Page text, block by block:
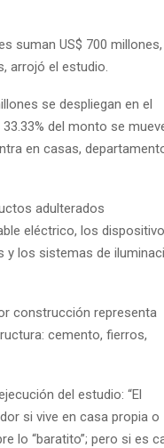
suman US$ 700 millones,
arrojó el estudio.
se despliegan en el
del monto se
en casas,
adulterados
eléctrico, los
los sistemas de
construcción representa
cemento, fierros,
del estudio: “El
si vive en casa propia o
lo “baratito”; pero si es